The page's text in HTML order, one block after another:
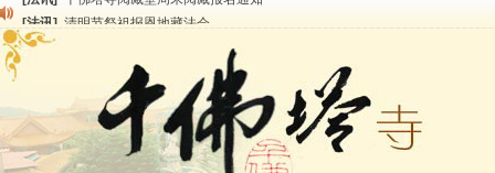
[法讯]
[法讯]
2015-3-26师父于法堂对大众的开示
广东千佛塔寺云门佛学院女众部 2016年招生简章
[法讯]
恭请海涛法师莅临千佛塔寺弘法
[法讯] 2014年七月大法会 祈福息灾地藏七 冥阳两利普渡群蒙盂兰盆
[法讯]
千佛塔寺云门佛学院女众部2014年招生简章